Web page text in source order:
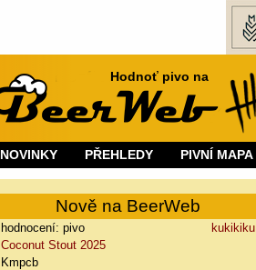
Hodnoť pivo na
NOVINKY
PŘEHLEDY PIVNÍ MAPA
Nově na BeerWeb
hodnocení: pivo
kukikiku
Coconut Stout 2025
Kmpcb